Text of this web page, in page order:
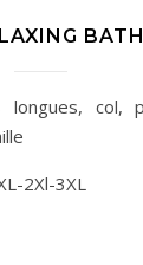
BATH
2Xl-3XL